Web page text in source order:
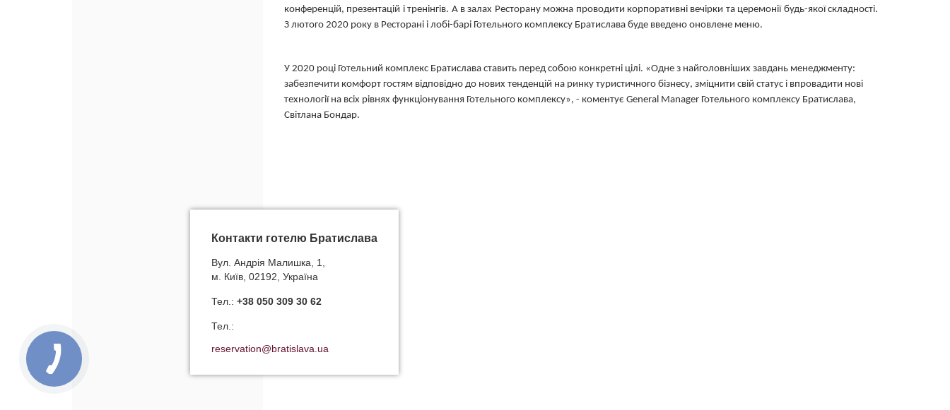
конференцій, презентацій і тренінгів. А в залах Ресторану можна проводити корпоративні вечірки та церемонії будь-якої складності.
З лютого 2020 року в Ресторані і лобі-барі Готельного комплексу Братислава буде введено оновлене меню.
У 2020 році Готельний комплекс Братислава ставить перед собою конкретні цілі. «Одне з найголовніших завдань менеджменту:
забезпечити комфорт гостям відповідно до нових тенденцій на ринку туристичного бізнесу, зміцнити свій статус і впровадити нові
технології на всіх рівнях функціонування Готельного комплексу», - коментує General Manager Готельного комплексу Братислава,
Світлана Бондар.
Контакти готелю Братислава
Вул. Андрія Малишка, 1,
м. Київ, 02192, Україна
Тел.: +38 050 309 30 62
Тел.:
reservation@bratislava.ua